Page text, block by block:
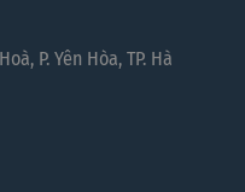
P. Yên Hòa, TP. Hà